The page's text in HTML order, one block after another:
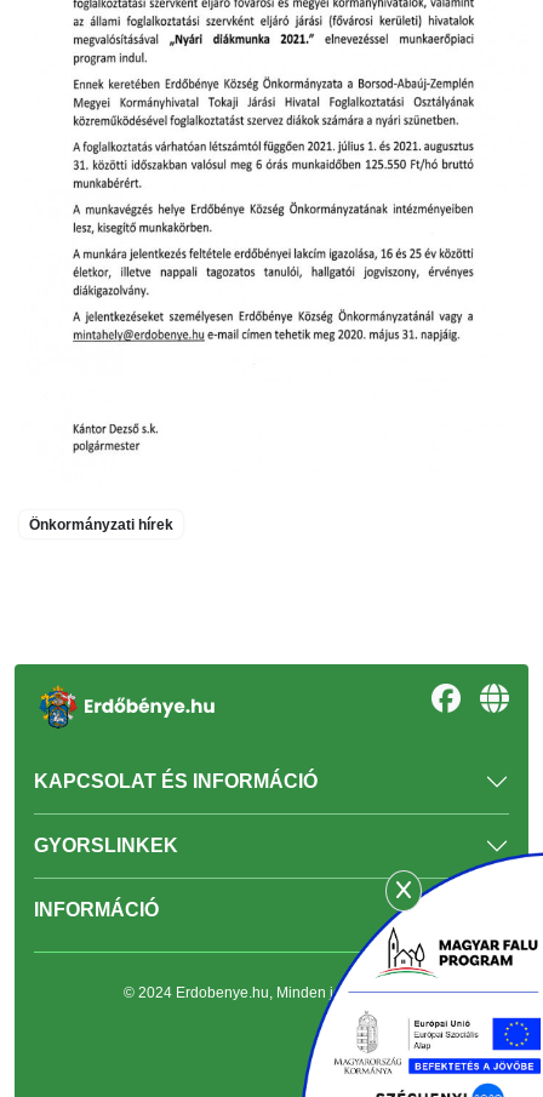
Önkormányzati hírek
KAPCSOLAT ÉS INFORMÁCIÓ
GYORSLINKEK
INFORMÁCIÓ
© 2024 Erdobenye.hu, Minden jog fenntartva